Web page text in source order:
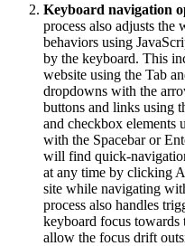
Keyboard navigation
process also adjusts the
behaviors using
by the keyboard. This
website using the Tab
dropdowns with the
buttons and links using
and checkbox elements
with the Spacebar or
will find quick-
at any time by clicking
site while navigating
process also handles
keyboard focus towards
allow the focus drift